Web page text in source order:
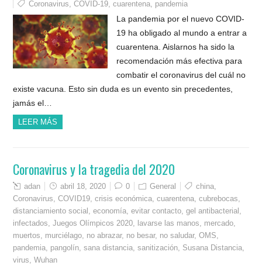
Coronavirus ,COVID-19 ,cuarentena pandemia
La pandemia por el nuevo COVID-
19 ha obligado al mundo a entrar a
cuarentena. Aislarnos ha sido la
recomendación más efectiva para
combatir el coronavirus del cuál no
existe vacuna. Esto sin duda es un evento sin precedentes,
jamás el…
LEER MÁS
Coronavirus y la tragedia del 2020
adan abril 18, 2020 0 General china
Coronavirus ,COVID19 ,crisis económica ,cuarentena ,cubrebocas
distanciamiento social
,economía ,evitar contacto ,gel antibacterial
infectados ,Juegos Olímpicos 2020 lavarse las manos mercado
muertos
murciélago no abrazar, no besar, no saludar,OMS
pandemia pangolín ,sana distancia ,sanitización Susana Distancia
virus ,Wuhan